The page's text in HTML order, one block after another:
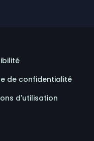
de confidentialité
d'utilisation